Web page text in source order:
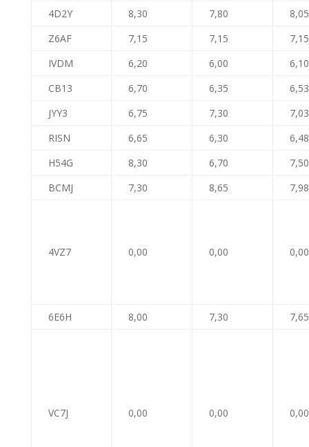
4D2Y
8,30 7,80
8,05
Z6AF
7,15 7,15
7,15
IVDM
6,20 6,00
6,10
CB13
6,70 6,35
6,53
JYY3
6,75 7,30
7,03
RISN
6,65 6,30
6,48
H54G
8,30 6,70
7,50
BCMJ
7,30 8,65 7,98
4VZ7 0,00 0,00 0,00
6E6H 8,00 7,30 7,65
VC7J 0,00 0,00 0,00